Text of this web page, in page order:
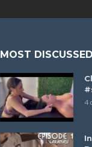
MOST DISCUSSED
4